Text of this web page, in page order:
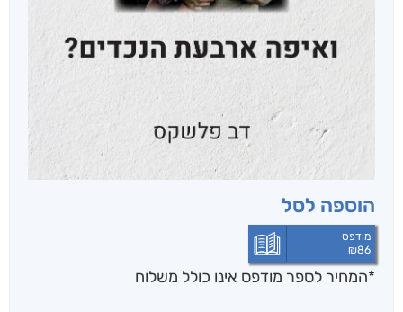
הוספה לסל
מודפס
₪86
*המחיר לספר מודפס אינו כולל משלוח